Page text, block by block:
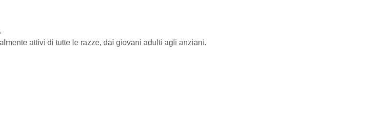
attivi di tutte le razze, dai giovani adulti agli anziani.